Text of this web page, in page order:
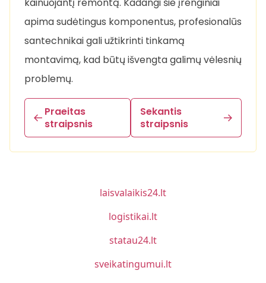
apima sudėtingus komponentus, profesionalūs
santechnikai gali užtikrinti tinkamą
montavimą, kad būtų išvengta galimų vėlesnių
problemų.
Praeitas
straipsnis
Sekantis
straipsnis
laisvalaikis24.lt
logistikai.lt
statau24.lt
sveikatingumui.lt